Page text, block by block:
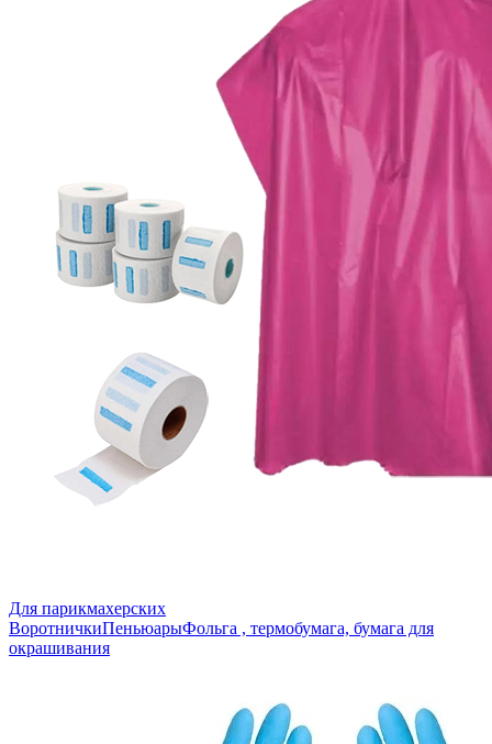
Для парикмахерских
ВоротничкиПеньюарыФольга , термобумага, бумага для
окрашивания